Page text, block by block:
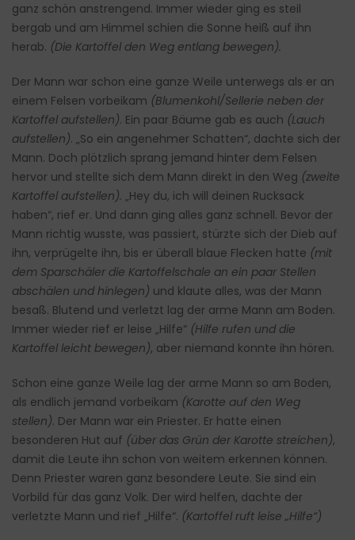
ganz schön anstrengend. Immer wieder ging es steil
bergab und am Himmel schien die Sonne heiß auf ihn
herab. (Die Kartoffel den Weg entlang bewegen).
Der Mann war schon eine ganze Weile unterwegs als er an
einem Felsen vorbeikam (Blumenkohl/Sellerie neben der
Kartoffel aufstellen). Ein paar Bäume gab es auch (Lauch
aufstellen). „So ein angenehmer Schatten“, dachte sich der
Mann. Doch plötzlich sprang jemand hinter dem Felsen
hervor und stellte sich dem Mann direkt in den Weg (zweite
Kartoffel aufstellen). „Hey du, ich will deinen Rucksack
haben“, rief er. Und dann ging alles ganz schnell. Bevor der
Mann richtig wusste, was passiert, stürzte sich der Dieb auf
ihn, verprügelte ihn, bis er überall blaue Flecken hatte (mit
dem Sparschäler die Kartoffelschale an ein paar Stellen
abschälen und hinlegen) und klaute alles, was der Mann
besaß. Blutend und verletzt lag der arme Mann am Boden.
Immer wieder rief er leise „Hilfe“ (Hilfe rufen und die
Kartoffel leicht bewegen), aber niemand konnte ihn hören.
Schon eine ganze Weile lag der arme Mann so am Boden,
als endlich jemand vorbeikam (Karotte auf den Weg
stellen). Der Mann war ein Priester. Er hatte einen
besonderen Hut auf (über das Grün der Karotte streichen),
damit die Leute ihn schon von weitem erkennen können.
Denn Priester waren ganz besondere Leute. Sie sind ein
Vorbild für das ganz Volk. Der wird helfen, dachte der
verletzte Mann und rief „Hilfe“. (Kartoffel ruft leise „Hilfe“)